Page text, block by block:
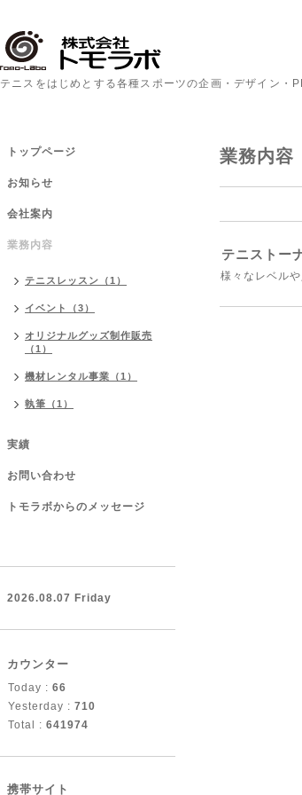
テニスをはじめとする各種スポーツの企画・デザイン
業務内容
テニストー
様々なレベル
トップページ
お知らせ
会社案内
業務内容
テニスレッスン（1）
イベント（3）
オリジナルグッズ制作販売
（1）
機材レンタル事業（1）
執筆（1）
実績
お問い合わせ
トモラボからのメッセージ
2026.08.07 Friday
カウンター
Today : 66
Yesterday : 710
Total : 641974
携帯サイト